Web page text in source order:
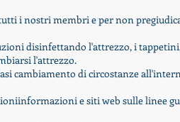
i nostri membri e per non
disinfettando l'attrezzo, i
l'attrezzo.
cambiamento di circostanze
informazioni e siti web sulle linee